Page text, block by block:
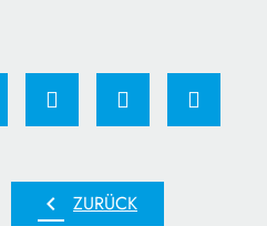
chevron_left ZURÜCK